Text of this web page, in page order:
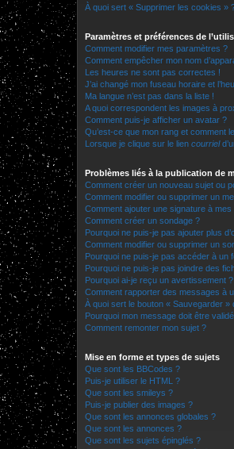
À quoi sert « Supprimer les cookies »
Paramètres et préférences de
Comment modifier mes paramètres ?
Comment empêcher mon nom
Les heures ne sont pas correctes !
J’ai changé mon fuseau horaire et
Ma langue n’est pas dans la liste !
A quoi correspondent les images à
Comment puis-je afficher un avatar ?
Qu’est-ce que mon rang et comment
Lorsque je clique sur le lien courriel
Problèmes liés à la publication de
Comment créer un nouveau sujet ou
Comment modifier ou supprimer un
Comment ajouter une signature à
Comment créer un sondage ?
Pourquoi ne puis-je pas ajouter plus
Comment modifier ou supprimer un
Pourquoi ne puis-je pas accéder à un
Pourquoi ne puis-je pas joindre des
Pourquoi ai-je reçu un avertissement ?
Comment rapporter des messages à
À quoi sert le bouton « Sauvegarder
Pourquoi mon message doit être
Comment remonter mon sujet ?
Mise en forme et types de sujets
Que sont les BBCodes ?
Puis-je utiliser le HTML ?
Que sont les smileys ?
Puis-je publier des images ?
Que sont les annonces globales ?
Que sont les annonces ?
Que sont les sujets épinglés ?